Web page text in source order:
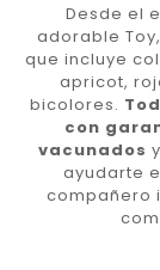
Desde el
adorable
que incluye
apricot,
bicolores.
con
vacunados
ayudarte
compañero